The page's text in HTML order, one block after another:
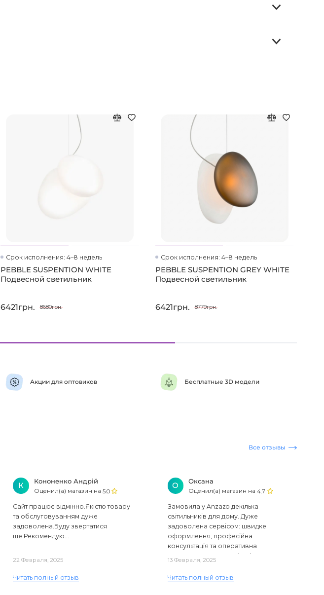
Срок исполнения: 4–8 недель
PEBBLE SUSPENTION WHITE
Подвесной светильник
6421грн. 8680грн.
Срок исполнения: 4–8 недель
PEBBLE SUSPENTION GREY WHITE
Подвесной светильник
6421грн. 8779грн.
Акции для оптовиков Бесплатные 3D модели
Все отзывы
К
Кононенко Андрій
Оценил(а) магазин на 5.0
Сайт працює відмінно.Якістю товару
та обслуговуванням дуже
задоволена.Буду звертатися
ще.Рекомендую...
22 Февраля, 2025
Читать полный отзыв
О
Оксана
Оценил(а) магазин на4.7
Замовила у Anzazo декілька
світильників для дому. Дуже
задоволена сервісом: швидке
оформлення, професійна
консультація та оперативна
доставка. Один з плафонів, на жаль,
13 Февраля, 2025
Читать полный отзыв